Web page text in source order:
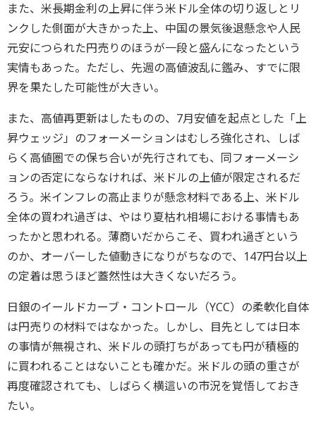
また、米長期金利の上昇に伴う米ドル全体の切り返しとリ
ンクした側面が大きかった上、中国の景気後退懸念や人民
元安につられた円売りのほうが一段と盛んになったという
実情もあった。ただし、先週の高値波乱に鑑み、すでに限
界を果たした可能性が大きい。
また、高値再更新はしたものの、7月安値を起点とした「上
昇ウェッジ」のフォーメーションはむしろ強化され、しば
らく高値圏での保ち合いが先行されても、同フォーメーシ
ョンの否定にならなければ、米ドルの上値が限定されるだ
ろう。米インフレの高止まりが懸念材料である上、米ドル
全体の買われ過ぎは、やはり夏枯れ相場における事情もあ
ったかと思われる。薄商いだからこそ、買われ過ぎという
のか、オーバーした値動きになりがちなので、147円台以上
の定着は思うほど蓋然性は大きくないだろう。
日銀のイールドカーブ・コントロール（YCC）の柔軟化自体
は円売りの材料ではなかった。しかし、目先としては日本
の事情が無視され、米ドルの頭打ちがあっても円が積極的
に買われることはないことも確かだ。米ドルの頭の重さが
再度確認されても、しばらく横這いの市況を覚悟しておき
たい。